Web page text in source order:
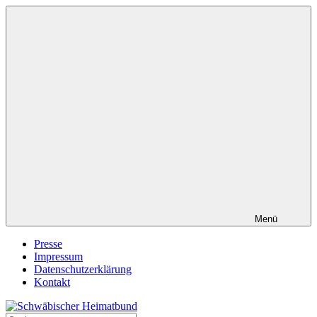
Zum
Menü
Presse
Impressum
Datenschutzerklärung
Kontakt